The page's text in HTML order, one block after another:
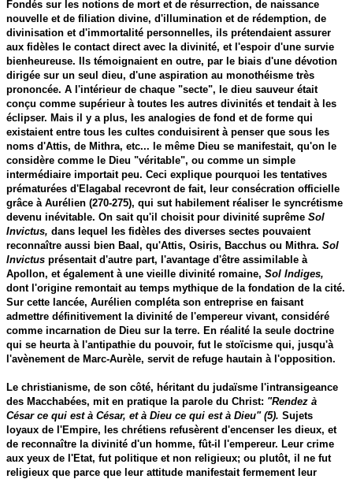
Fondés sur les notions de mort et de résurrection, de naissance
nouvelle et de filiation divine, d'illumination et de rédemption, de
divinisation et d'immortalité personnelles, ils prétendaient assurer
aux fidèles le contact direct avec la divinité, et l'espoir d'une survie
bienheureuse. Ils témoignaient en outre, par le biais d'une dévotion
dirigée sur un seul dieu, d'une aspiration au monothéisme très
prononcée. A l'intérieur de chaque "secte", le dieu sauveur était
conçu comme supérieur à toutes les autres divinités et tendait à les
éclipser. Mais il y a plus, les analogies de fond et de forme qui
existaient entre tous les cultes conduisirent à penser que sous les
noms d'Attis, de Mithra, etc... le même Dieu se manifestait, qu'on le
considère comme le Dieu "véritable", ou comme un simple
intermédiaire importait peu. Ceci explique pourquoi les tentatives
prématurées d'Elagabal recevront de fait, leur consécration officielle
grâce à Aurélien (270-275), qui sut habilement réaliser le syncrétisme
devenu inévitable. On sait qu'il choisit pour divinité suprêmeSol
Invictus, dans lequel les fidèles des diverses sectes pouvaient
reconnaître aussi bien Baal, qu'Attis, Osiris, Bacchus ou Mithra.Sol
Invictus présentait d'autre part, l'avantage d'être assimilable à
Apollon, et également à une vieille divinité romaine,Sol Indiges,
dont l'origine remontait au temps mythique de la fondation de la cité.
Sur cette lancée, Aurélien compléta son entreprise en faisant
admettre définitivement la divinité de l'empereur vivant, considéré
comme incarnation de Dieu sur la terre. En réalité la seule doctrine
qui se heurta à l'antipathie du pouvoir, fut le stoïcisme qui, jusqu'à
l'avènement de Marc-Aurèle, servit de refuge hautain à l'opposition.
Le christianisme, de son côté, héritant du judaïsme l'intransigeance
des Macchabées, mit en pratique la parole du Christ: "Rendez à
César ce qui est à César, et à Dieu ce qui est à Dieu" (5). Sujets
loyaux de l'Empire, les chrétiens refusèrent d'encenser les dieux, et
de reconnaître la divinité d'un homme, fût-il l'empereur. Leur crime
aux yeux de l'Etat, fut politique et non religieux; ou plutôt, il ne fut
religieux que parce que leur attitude manifestait fermement leur